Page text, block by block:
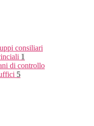
consiliari
1
di controllo
5